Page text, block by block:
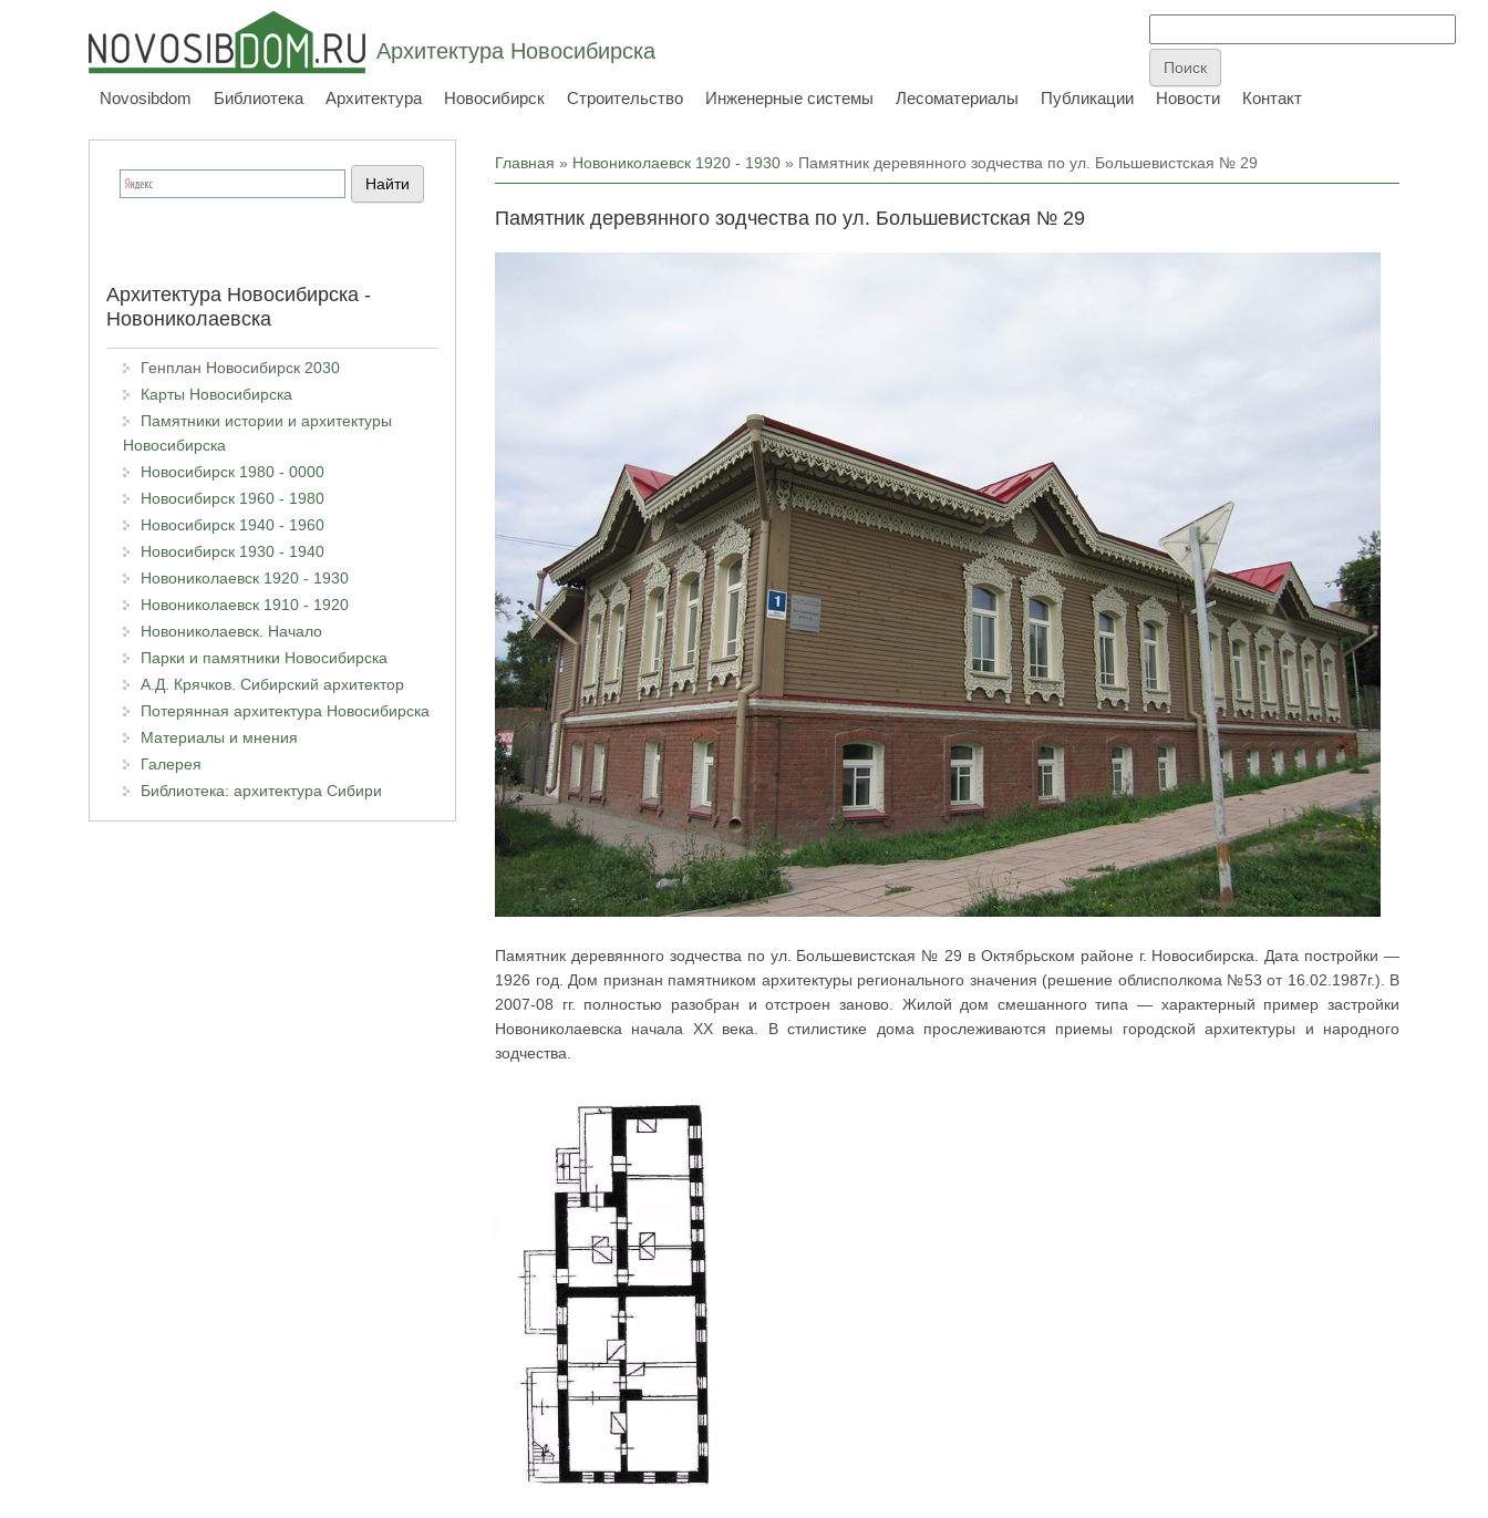
Архитектура Новосибирска
Novosibdom Библиотека Архитектура Новосибирск Строительство Инженерные системы Лесоматериалы Публикации Новости Контакт
Вы здесь
Главная » Новониколаевск 1920 - 1930 » Памятник деревянного зодчества по ул. Большевистская № 29
Памятник деревянного зодчества по ул. Большевистская № 29
Памятник деревянного зодчества по ул. Большевистская № 29 в Октябрьском районе г. Новосибирска. Дата постройки —
1926 год. Дом признан памятником архитектуры регионального значения (решение облисполкома №53 от 16.02.1987г.). В
2007-08 гг. полностью разобран и отстроен заново. Жилой дом смешанного типа — характерный пример застройки
Новониколаевска начала XX века. В стилистике дома прослеживаются приемы городской архитектуры и народного
зодчества.
Архитектура Новосибирска -
Новониколаевска
Генплан Новосибирск 2030
Карты Новосибирска
Памятники истории и архитектуры
Новосибирска
Новосибирск 1980 - 0000
Новосибирск 1960 - 1980
Новосибирск 1940 - 1960
Новосибирск 1930 - 1940
Новониколаевск 1920 - 1930
Новониколаевск 1910 - 1920
Новониколаевск. Начало
Парки и памятники Новосибирска
А.Д. Крячков. Сибирский архитектор
Потерянная архитектура Новосибирска
Материалы и мнения
Галерея
Библиотека: архитектура Сибири